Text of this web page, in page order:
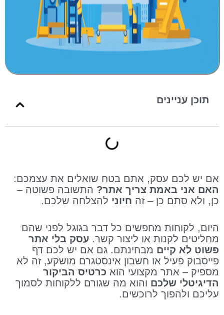
תוכן עניינים
אם יש לכם עסק, אתם בטח שואלים את עצמכם:
האם אני באמת צריך אתר? התשובה פשוטה –
כן, ולא סתם כן – זה חיוני להצלחה שלכם.
היום, לקוחות מחפשים כל דבר בגוגל לפני שהם
מחליטים לקנות או ליצור קשר. עסק בלי אתר
פשוט לא קיים מבחינתם. גם אם יש לכם דף
פייסבוק פעיל או חשבון אינסטגרם מושקע, זה לא
מספיק – אתר מקצועי הוא כרטיס הביקור
הדיגיטלי שלכם והוא מה שגורם ללקוחות לסמוך
עליכם ולהפוך לרוכשים.